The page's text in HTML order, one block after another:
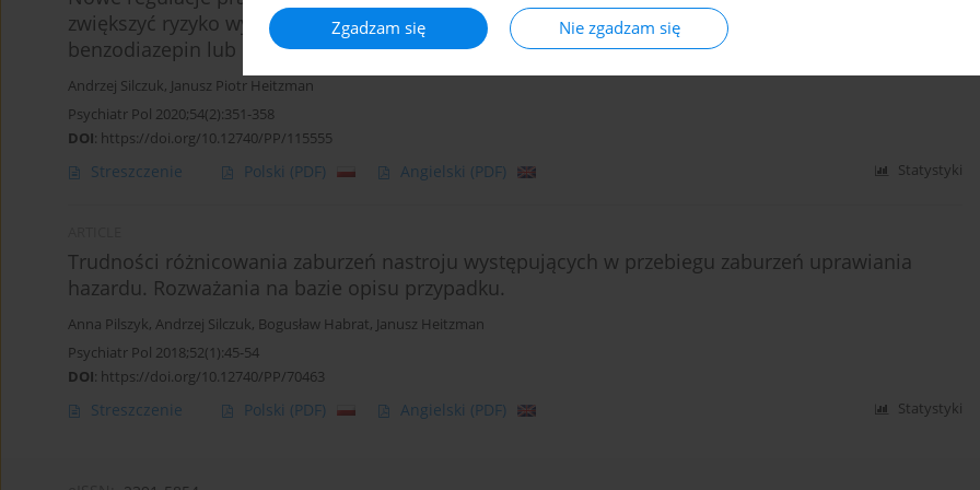
Zgadzam się Nie zgadzam się
zwiększyć ryzyko wystąpienia ostrych zespołów odstawiennych u pacjentów uzależnionych od
benzodiazepin lub niebenzodiazepinowych leków nasennych
Andrzej Silczuk, Janusz Piotr Heitzman
Psychiatr Pol 2020;54(2):351-358
DOI: https://doi.org/10.12740/PP/115555
Streszczenie Polski (PDF) Angielski (PDF) Statystyki
Trudności różnicowania zaburzeń nastroju występujących w przebiegu zaburzeń uprawiania
hazardu. Rozważania na bazie opisu przypadku.
Anna Pilszyk, Andrzej Silczuk, Bogusław Habrat, Janusz Heitzman
Psychiatr Pol 2018;52(1):45-54
DOI: https://doi.org/10.12740/PP/70463
Streszczenie Polski (PDF) Angielski (PDF) Statystyki